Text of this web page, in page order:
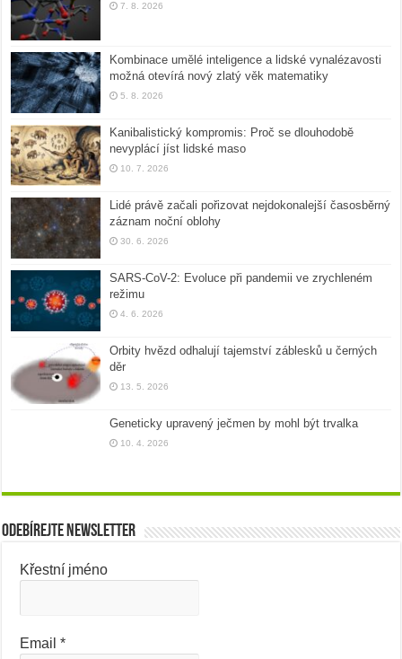
7. 8. 2026
Kombinace umělé inteligence a lidské vynalézavosti
možná otevírá nový zlatý věk matematiky
5. 8. 2026
Kanibalistický kompromis: Proč se dlouhodobě
nevyplácí jíst lidské maso
10. 7. 2026
Lidé právě začali pořizovat nejdokonalejší časosběrný
záznam noční oblohy
30. 6. 2026
SARS-CoV-2: Evoluce při pandemii ve zrychleném
režimu
4. 6. 2026
Orbity hvězd odhalují tajemství záblesků u černých
děr
13. 5. 2026
Geneticky upravený ječmen by mohl být trvalka
10. 4. 2026
Odebírejte newsletter
Křestní jméno
Email*